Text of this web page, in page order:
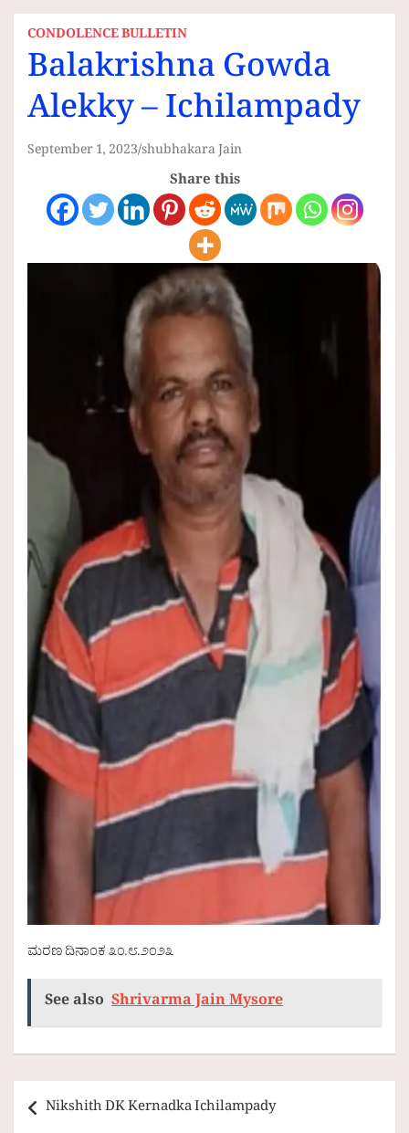
CONDOLENCE BULLETIN
Balakrishna Gowda
Alekky – Ichilampady
September 1, 2023 shubhakara Jain
Share this
ಮರಣ ದಿನಾಂಕ ೩೦.೮.೨೦೨೩
See also Shrivarma Jain Mysore
Post
navigation
Nikshith DK Kernadka Ichilampady